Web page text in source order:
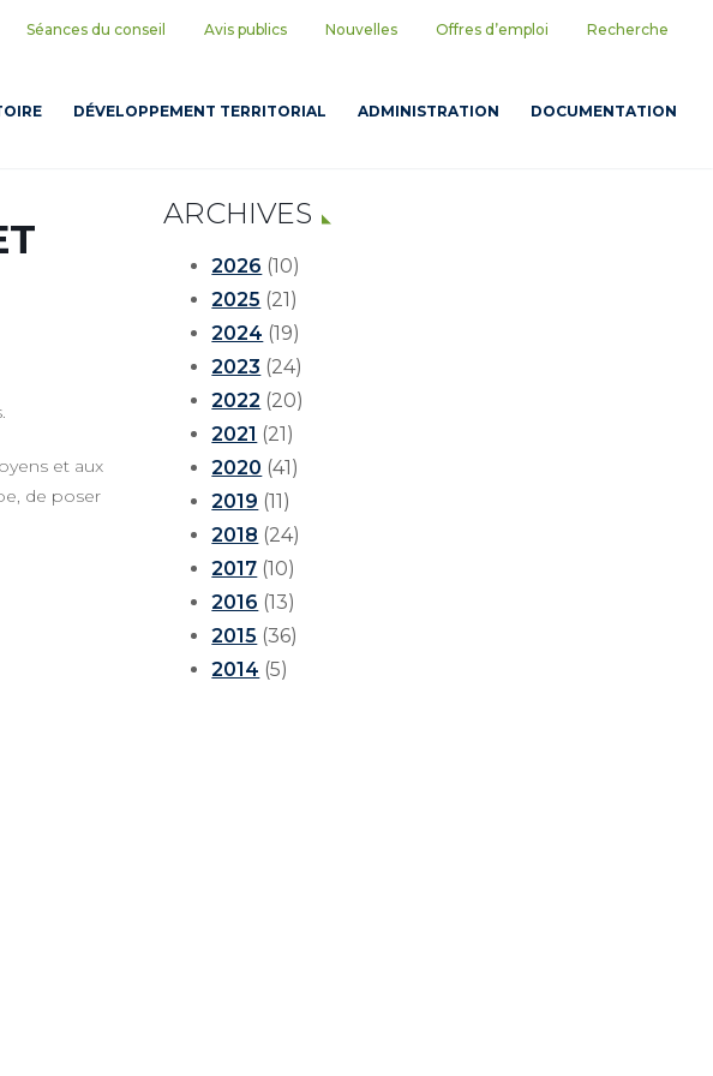
Séances du conseil Avis publics Nouvelles Offres d’emploi Recherche
DÉVELOPPEMENT TERRITORIAL ADMINISTRATION DOCUMENTATION
et aux
de poser
ARCHIVES
2026 (10)
2025 (21)
2024 (19)
2023 (24)
2022 (20)
2021 (21)
2020 (41)
2019 (11)
2018 (24)
2017 (10)
2016 (13)
2015 (36)
2014 (5)